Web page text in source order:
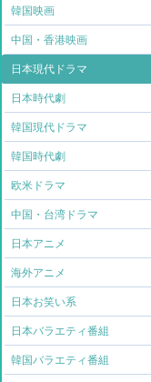
韓国映画
中国・香港映画
日本現代ドラマ
日本時代劇
韓国現代ドラマ
韓国時代劇
欧米ドラマ
中国・台湾ドラマ
日本アニメ
海外アニメ
日本お笑い系
日本バラエティ番組
韓国バラエティ番組